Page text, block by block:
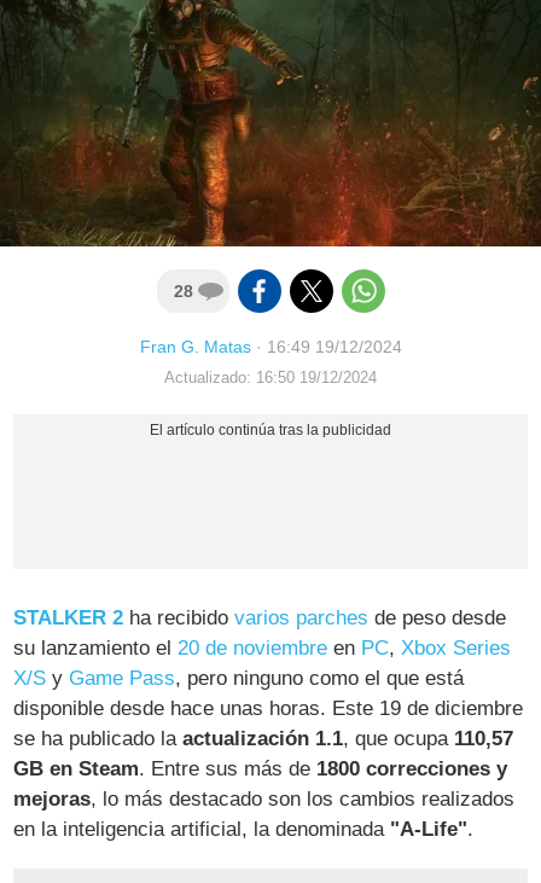
28
Fran G. Matas· 16:49 19/12/2024
Actualizado: 16:50 19/12/2024
STALKER 2 ha recibidovarios parches de peso desde
su lanzamiento el20 de noviembre en PC,Xbox Series
X/S y Game Pass, pero ninguno como el que está
disponible desde hace unas horas. Este 19 de diciembre
se ha publicado laactualización 1.1, que ocupa 110,57
GB en Steam. Entre sus más de 1800 correcciones y
mejoras, lo más destacado son los cambios realizados
en la inteligencia artificial, la denominada "A-Life".